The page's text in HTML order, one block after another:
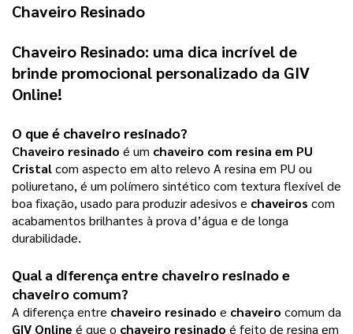
Chaveiro Resinado
Chaveiro Resinado: uma dica incrível de
brinde promocional personalizado da GIV
Online!
O que é chaveiro resinado?
Chaveiro resinado é um chaveiro com resina em PU
Cristalcom aspecto em alto relevo A resina em PU ou
poliuretano, é um polímero sintético com textura flexível de
boa fixação, usado para produzir adesivos e chaveiros com
acabamentos brilhantes à prova d’água e de longa
durabilidade.
Qual a diferença entre chaveiro resinado e
chaveiro comum?
A diferença entre chaveiro resinado e chaveiro comum da
GIV Online é que o chaveiro resinado é feito de resina em